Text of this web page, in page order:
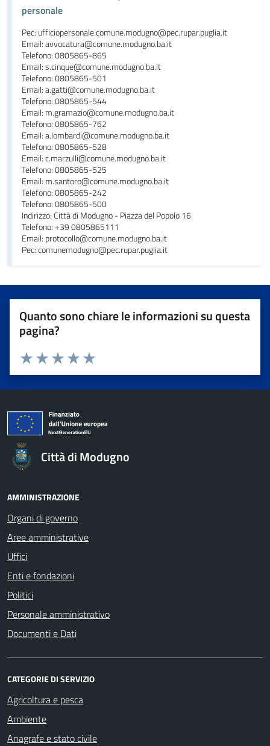
personale
Pec: ufficiopersonale.comune.modugno@pec.rupar.puglia.it
Email: avvocatura@comune.modugno.ba.it
Telefono: 0805865-865
Email: s.cinque@comune.modugno.ba.it
Telefono: 0805865-501
Email: a.gatti@comune.modugno.ba.it
Telefono: 0805865-544
Email: m.gramazio@comune.modugno.ba.it
Telefono: 0805865-762
Email: a.lombardi@comune.modugno.ba.it
Telefono: 0805865-528
Email: c.marzulli@comune.modugno.ba.it
Telefono: 0805865-525
Email: m.santoro@comune.modugno.ba.it
Telefono: 0805865-242
Telefono: 0805865-500
Indirizzo: Città di Modugno - Piazza del Popolo 16
Telefono: +39 0805865111
Email: protocollo@comune.modugno.ba.it
Pec: comunemodugno@pec.rupar.puglia.it
Quanto sono chiare le informazioni su questa
pagina?
Valuta da 1 a 5 stelle la pagina
Valuta 5 stelle su 5
Valuta 4 stelle su 5
Valuta 3 stelle su 5
Valuta 2 stelle su 5
Valuta 1 stelle su 5
Città di Modugno
AMMINISTRAZIONE
Organi di governo
Aree amministrative
Uffici
Enti e fondazioni
Politici
Personale amministrativo
Documenti e Dati
CATEGORIE DI SERVIZIO
Agricoltura e pesca
Ambiente
Anagrafe e stato civile